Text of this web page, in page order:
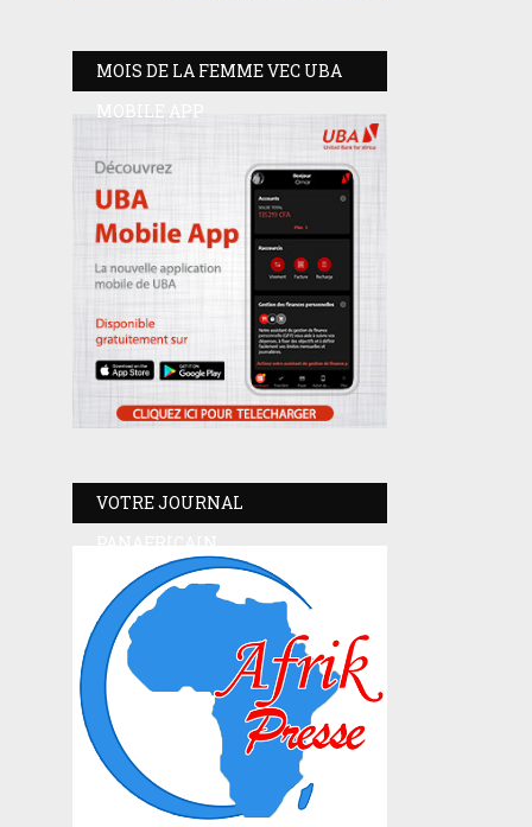
MOIS DE LA FEMME VEC UBA
MOBILE APP
VOTRE JOURNAL